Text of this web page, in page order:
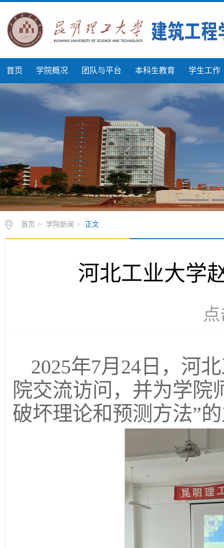
首页 学院概况 团队与平台 本科生教育 学生工作
首页 > 学院新闻 > 正文
河北工业大学
2025年7月24日，河
院交流访问，并为学院
破坏理论和预测方法”